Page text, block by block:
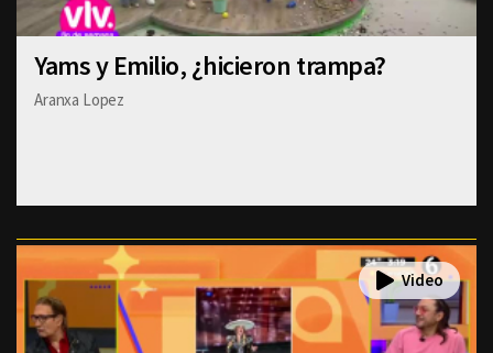
Yams y Emilio, ¿hicieron trampa?
Aranxa Lopez